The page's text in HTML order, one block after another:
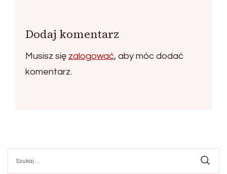
Dodaj komentarz
Musisz się zalogować, aby móc dodać
komentarz.